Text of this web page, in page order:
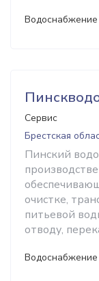
Водоснабжение
Сервис
Брестская
Пинский
очистке,
питьевой
отводу,
Водоснабжение